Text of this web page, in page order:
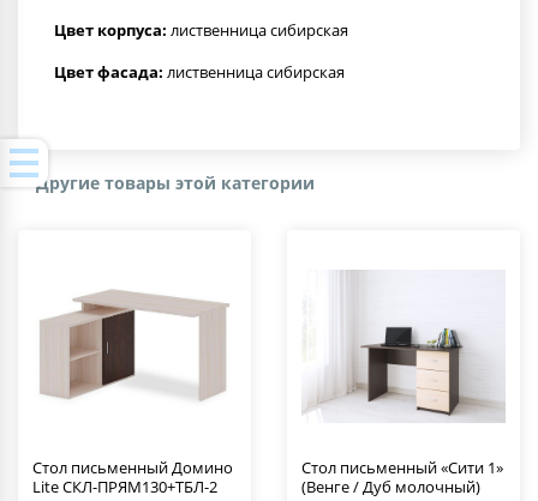
Цвет корпуса: лиственница сибирская
Цвет фасада: лиственница сибирская
Другие товары этой категории
Стол письменный Домино
Lite СКЛ-ПРЯМ130+ТБЛ-2
Стол письменный «Сити 1»
(Венге / Дуб молочный)